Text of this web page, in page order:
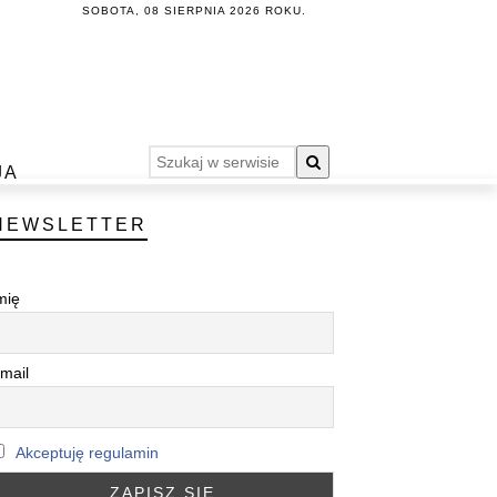
SOBOTA, 08 SIERPNIA 2026 ROKU.
Akceptuję regulamin